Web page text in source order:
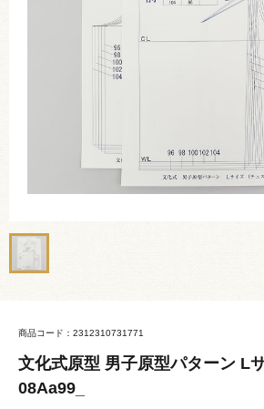
商品コード：2312310731771
文化式原型 男子原型パターン L
08Aa99_